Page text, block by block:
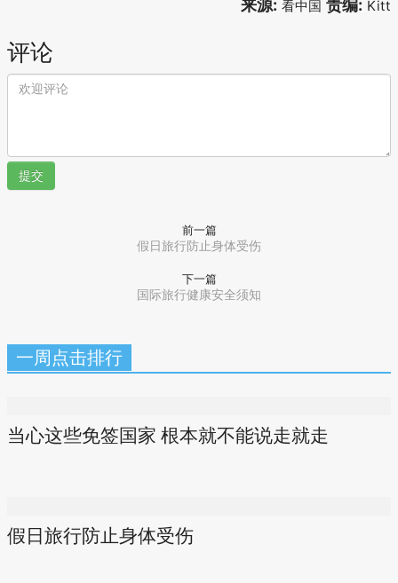
来源: 看中国 责编: Kitt
评论
提交
前一篇
假日旅行防止身体受伤
下一篇
国际旅行健康安全须知
一周点击排行
当心这些免签国家 根本就不能说走就走
假日旅行防止身体受伤